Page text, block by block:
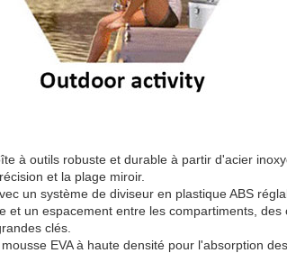
à outils robuste et durable à partir d'acier
et la plage miroir.
un système de diviseur en plastique ABS
et un espacement entre les compartiments,
clés.
EVA à haute densité pour l'absorption